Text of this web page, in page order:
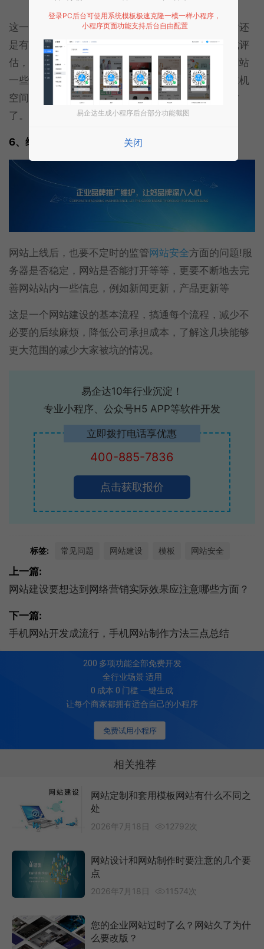
这一步必不可少，当网站框架已成雏形了，由于网站还
是有很多不完善的地方，需要在网站上线前进行测试评
估，要从用户体验的角度多去观察，渐渐完善。当网站
一些小问题都解决后，就可以把网站数据传到虚拟主机
空间里，上传完毕后域名解析后就可以正常访问网站
了。
6、维护推广
网站上线后，也要不定时的监管 网站安全方面的问题!服
务器是否稳定，网站是否能打开等等，更要不断地去完
善网站站内一些信息，例如新闻更新，产品更新等
这是一个网站建设的基本流程，搞通每个流程，减少不
必要的后续麻烦，降低公司承担成本，了解这几块能够
更大范围的减少大家被坑的情况。
易企达10年行业沉淀！
专业小程序、公众号H5 APP等软件开发
立即拨打电话享优惠
400-885-7836
点击获取报价
标签: 常见问题 网站建设 模板 网站安全
上一篇:
网站建设要想达到网络营销实际效果应注意哪些方面？
下一篇:
手机网站开发成流行，手机网站制作方法三点总结
免费试用小程序
200 多项功能全部免费开发
全行业场景 适用
0 成本 0 门槛 一键生成
让每个商家都拥有适合自己的小程序
相关推荐
网站定制和套用模板网站有什么不同之
处
2026年7月18日 12792次
网站设计和网站制作时要注意的几个要
点
2026年7月18日 11574次
您的企业网站过时了么？网站久了为什
么要改版？
登录PC后台可使用系统模板极速克隆一模一样小程序，
小程序页面功能支持后台自由配置
易企达生成小程序后台部分功能截图
关闭